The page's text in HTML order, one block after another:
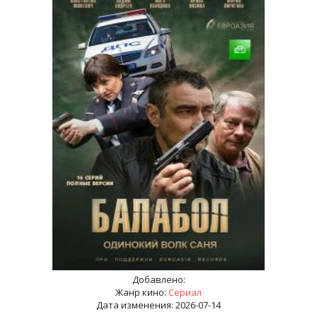
Добавлено:
Жанр кино: Сериал
Дата изменения: 2026-07-14